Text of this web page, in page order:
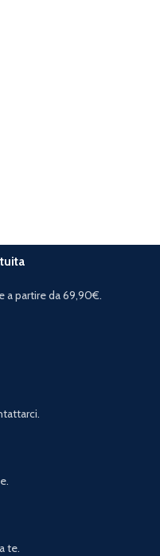
a partire da 69,90€.
te.